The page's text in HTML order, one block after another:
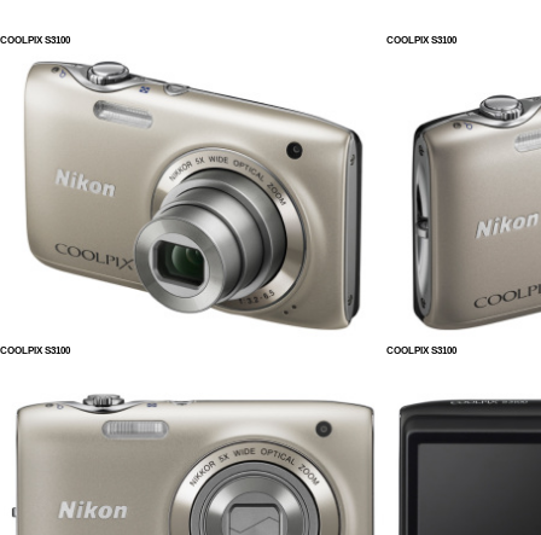
COOLPIX S3100 COOLPIX S3100
COOLPIX S3100 COOLPIX S3100